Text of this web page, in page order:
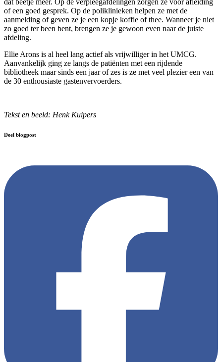
dat beetje meer. Op de verpleegafdelingen zorgen ze voor afleiding
of een goed gesprek. Op de poliklinieken helpen ze met de
aanmelding of geven ze je een kopje koffie of thee. Wanneer je niet
zo goed ter been bent, brengen ze je gewoon even naar de juiste
afdeling.
Ellie Arons is al heel lang actief als vrijwilliger in het UMCG.
Aanvankelijk ging ze langs de patiënten met een rijdende
bibliotheek maar sinds een jaar of zes is ze met veel plezier een van
de 30 enthousiaste gastenvervoerders.
Tekst en beeld: Henk Kuipers
Deel blogpost